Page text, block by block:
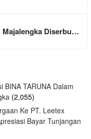
Majalengka Diserbu…
BINA TARUNA Dalam
(2,055)
Ke PT. Leetex
Bayar Tunjangan